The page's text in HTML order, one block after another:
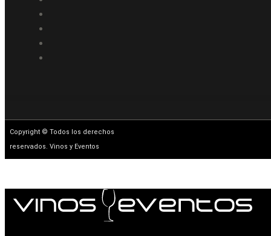
Copyright © Todos los derechos
reservados. Vinos y Eventos